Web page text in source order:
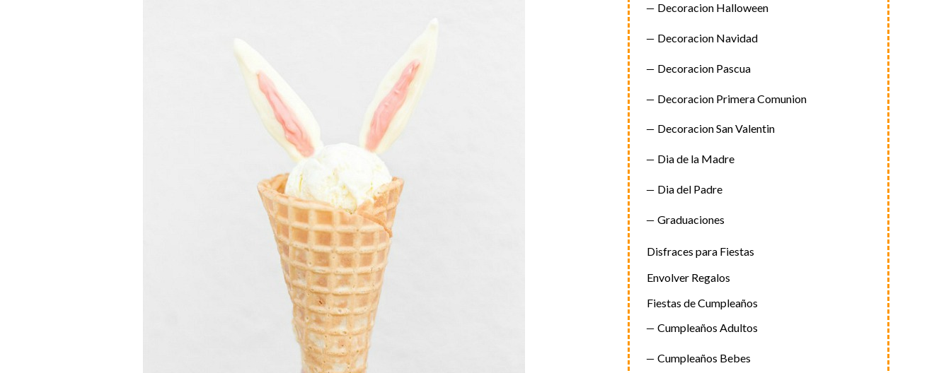
Decoracion Halloween
Decoracion Navidad
Decoracion Pascua
Decoracion Primera Comunion
Decoracion San Valentin
Dia de la Madre
Dia del Padre
Graduaciones
Disfraces para Fiestas
Envolver Regalos
Fiestas de Cumpleaños
Cumpleaños Adultos
Cumpleaños Bebes